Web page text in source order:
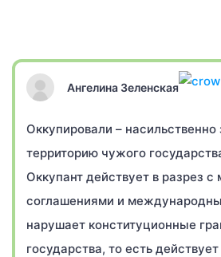
Ангелина Зеленская
Оккупировали – насильственно
территорию чужого
Оккупант действует в разрез
соглашениями и
нарушает конституционные
государства, то есть